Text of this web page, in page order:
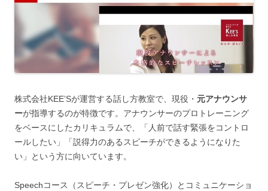
株式会社KEE’Sが運営する話し方教室で、現役・ 元アナウンサ
ーが指導するのが特徴です。アナウンサーのプロトレーニング
をベースにしたカリキュラムで、「人前で話す緊張をコントロ
ールしたい」「説得力のあるスピーチができるようになりた
い」という方に向いています。
Speechコース（スピーチ・プレゼン強化）とコミュニケーショ